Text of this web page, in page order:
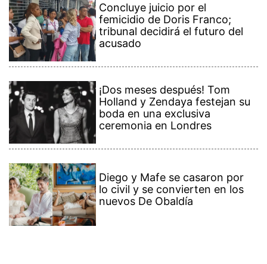
Concluye juicio por el
femicidio de Doris Franco;
tribunal decidirá el futuro del
acusado
¡Dos meses después! Tom
Holland y Zendaya festejan su
boda en una exclusiva
ceremonia en Londres
Diego y Mafe se casaron por
lo civil y se convierten en los
nuevos De Obaldía